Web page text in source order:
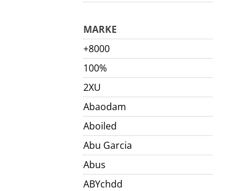
MARKE
+8000
100%
2XU
Abaodam
Aboiled
Abu Garcia
Abus
ABYchdd